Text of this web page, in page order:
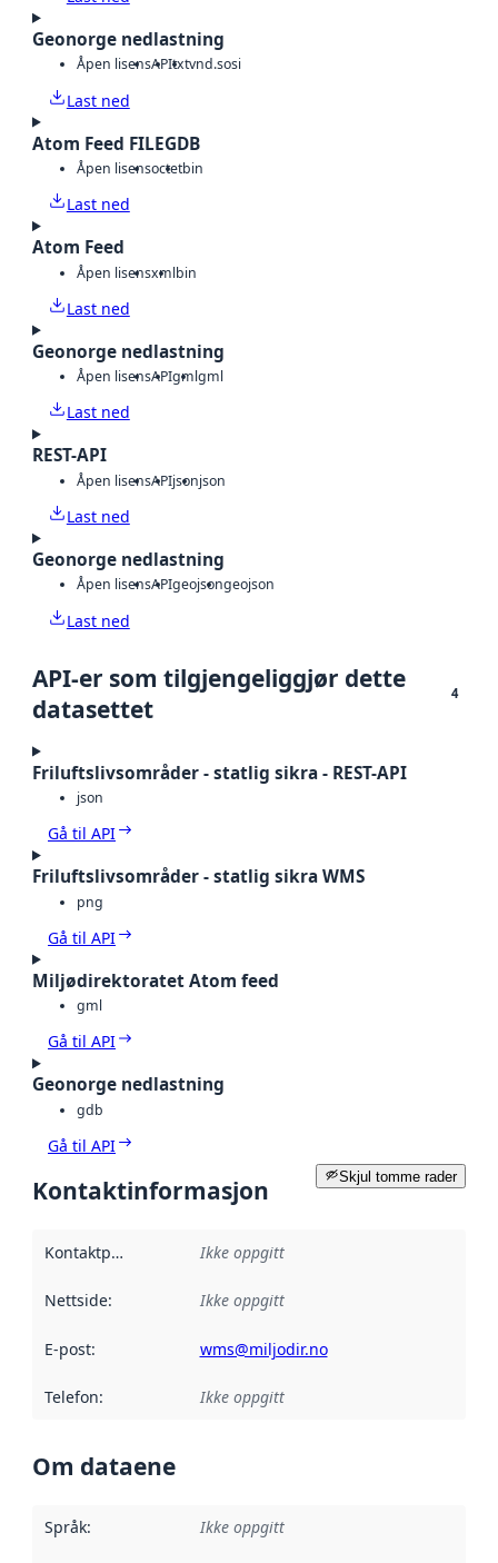
Geonorge nedlastning
Åpen lisensAPItxtvnd.sosi
Last ned
Atom Feed FILEGDB
Åpen lisensoctetbin
Last ned
Atom Feed
Åpen lisensxmlbin
Last ned
Geonorge nedlastning
Åpen lisensAPIgmlgml
Last ned
REST-API
Åpen lisensAPIjsonjson
Last ned
Geonorge nedlastning
Åpen lisensAPIgeojsongeojson
Last ned
API-er som tilgjengeliggjør dette
datasettet
4
Friluftslivsområder - statlig sikra - REST-API
json
Gå til API
Friluftslivsområder - statlig sikra WMS
png
Gå til API
Miljødirektoratet Atom feed
gml
Gå til API
Geonorge nedlastning
gdb
Gå til API
Skjul tomme rader
Kontaktinformasjon
Kontaktpunkt Ikke oppgitt
Nettside: Ikke oppgitt
E-post: wms@miljodir.no
Telefon: Ikke oppgitt
Om dataene
Språk: Ikke oppgitt